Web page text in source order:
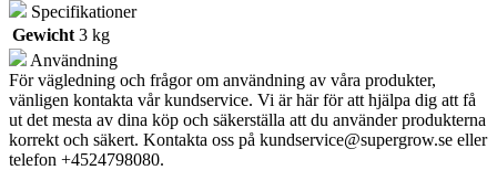
Specifikationer
Gewicht 3 kg
Användning
För vägledning och frågor om användning av våra produkter,
vänligen kontakta vår kundservice. Vi är här för att hjälpa dig att få
ut det mesta av dina köp och säkerställa att du använder produkterna
korrekt och säkert. Kontakta oss på kundservice@supergrow.se eller
telefon +4524798080.